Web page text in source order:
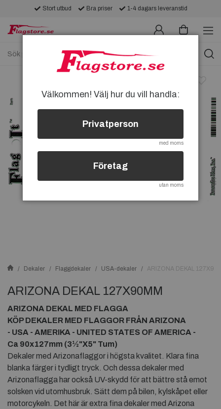
Stort utbud Bra priser 1-4 dagars leveranstid
Dekaler Flaggdekaler USA-dekaler ARIZONA DEKAL
ARIZONA DEKAL 127X90MM
ARIZONA DEKAL MED FLAGGA
KÖP DEKALER MED FLAGGOR FRÅN ARIZONA
- USA - AMERIKA - UNITED STATES OF AMERICA -
Ca 90x127mm (3½"X5" Tum)
Dekaler med Arizonaflaggor i högsta kvalitet. Klara fina
blanka färger i tydligt tryck. Och dessa dekaler med
Arizonaflagga har också UV-skydd för att bättre stå emot
solsken vid utomhusbruk. Sätt dem på bilen, kylskåpet eller
motorcykeln. Det här är extra fina dekaler med Arizona
Välkommen! Välj hur du vill handla:
Privatperson
med moms
Företag
utan moms